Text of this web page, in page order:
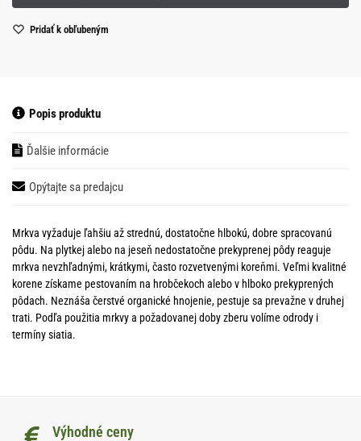
Pridať k obľubeným
Popis produktu
Ďalšie informácie
Opýtajte sa predajcu
Mrkva vyžaduje ľahšiu až strednú, dostatočne hlbokú, dobre spracovanú
pôdu. Na plytkej alebo na jeseň nedostatočne prekyprenej pôdy reaguje
mrkva nevzhľadnými, krátkymi, často rozvetvenými koreňmi. Veľmi kvalitné
korene získame pestovaním na hrobčekoch alebo v hlboko prekyprených
pôdach. Neznáša čerstvé organické hnojenie, pestuje sa prevažne v druhej
trati. Podľa použitia mrkvy a požadovanej doby zberu volíme odrody i
termíny siatia.
Výhodné ceny